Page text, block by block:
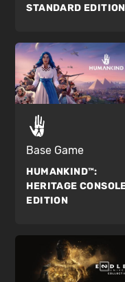
STANDARD EDITION
Base Game
HUMANKIND™:
HERITAGE
EDITION